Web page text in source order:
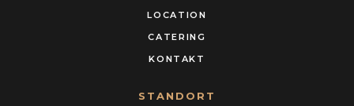
LOCATION
CATERING
KONTAKT
STANDORT